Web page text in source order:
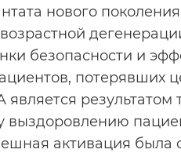
нового
безопасности и
потерявших
результатом
выздоровлению
активация была